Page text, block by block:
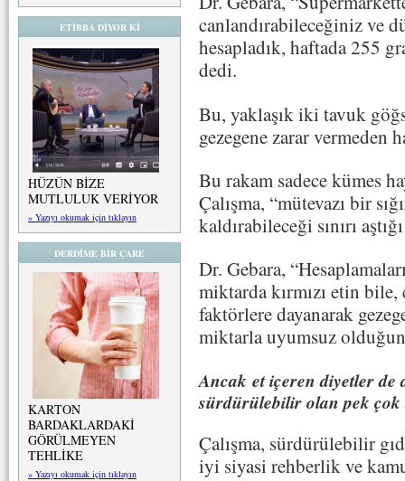
ETİBBA DİYOR Kİ
HÜZÜN BİZE
MUTLULUK VERİYOR
» Yazıyı okumak için tıklayın
DERDİME BİR ÇARE
KARTON
BARDAKLARDAKİ
GÖRÜLMEYEN
TEHLİKE
» Yazıyı okumak için tıklayın
canlandırabileceğiniz ve
hesapladık, haftada 255
dedi.
Bu, yaklaşık iki tavuk
gezegene zarar vermeden
Bu rakam sadece kümes
Çalışma, “mütevazı bir
kaldırabileceği sınırı
Dr. Gebara,
miktarda kırmızı etin
faktörlere dayanarak
miktarla uyumsuz
Ancak et içeren diyetler de
sürdürülebilir olan pek çok
Çalışma, sürdürülebilir
iyi siyasi rehberlik ve